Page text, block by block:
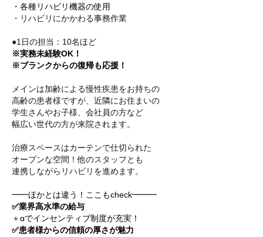
・各種リハビリ機器の使用
・リハビリにかかわる事務作業
●1日の担当：10名ほど
※実務未経験OK！
※ブランクからの復帰も応援！
メインは加齢による慢性疾患をお持ちの
高齢の患者様ですが、近隣にお住まいの
学生さんやお子様、会社員の方など
幅広い世代の方が来院されます。
治療スペースはカーテンで仕切られた
オープンな空間！他のスタッフとも
連携しながらリハビリを進めます。
━━ほかとは違う！ここもcheck━━━
✅業界高水準の給与
＋αでインセンティブ制度が充実！
✅患者様からの信頼の厚さが魅力